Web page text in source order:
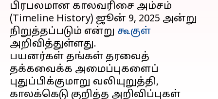
பிரபலமான காலவரிசை அம்சம்
(Timeline History) ஜூன் 9, 2025 அன்று
நிறுத்தப்படும் என்று கூகுள்
அறிவித்துள்ளது.
பயனர்கள் தங்கள் தரவைத்
தக்கவைக்க அமைப்புகளைப்
புதுப்பிக்குமாறு வலியுறுத்தி,
காலக்கெடு குறித்த அறிவிப்புகள்